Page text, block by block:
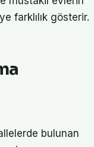
farklılık gösterir.
bulunan